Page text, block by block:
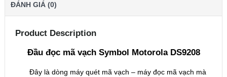
ĐÁNH GIÁ (0)
Product Description
Đầu đọc mã vạch Symbol Motorola DS9208
Đây là dòng máy quét mã vạch – máy đọc mã vạch mà